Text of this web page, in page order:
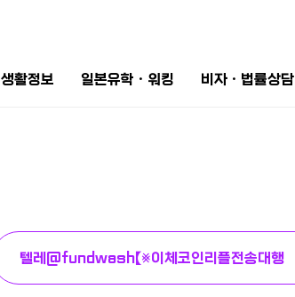
생활정보 일본유학ㆍ워킹 비자ㆍ법률상담